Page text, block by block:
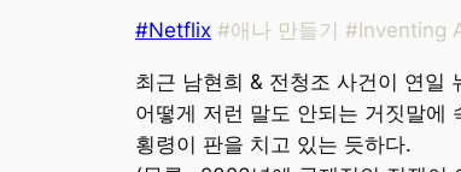
#Netflix #애나 만들기 #Inventing
최근 남현희 & 전청조 사건이 연일
어떻게 저런 말도 안되는 거짓말에
횡령이 판을 치고 있는 듯하다.